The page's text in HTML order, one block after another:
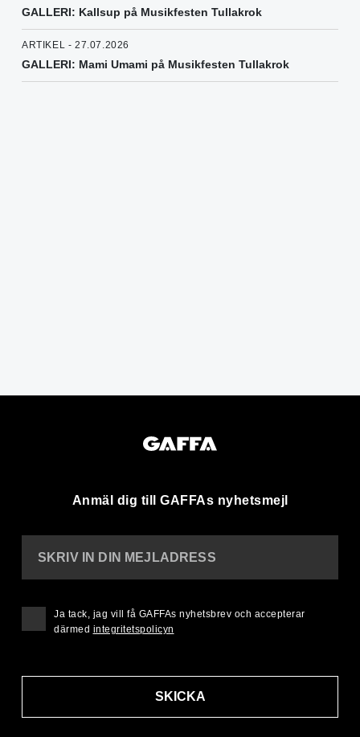
GALLERI: Kallsup på Musikfesten Tullakrok
ARTIKEL - 27.07.2026
GALLERI: Mami Umami på Musikfesten Tullakrok
Anmäl dig till GAFFAs nyhetsmejl
SKRIV IN DIN MEJLADRESS
SKICKA
Ja tack, jag vill få GAFFAs nyhetsbrev och accepterar
därmed integritetspolicyn